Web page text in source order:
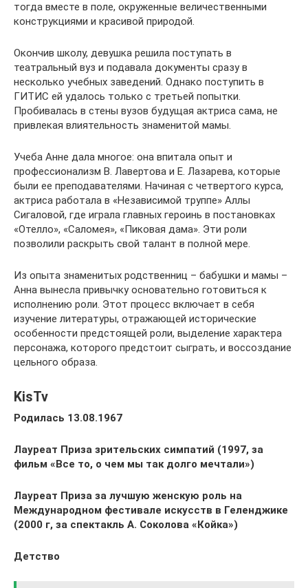
тогда вместе в поле, окруженные величественными
конструкциями и красивой природой.
Окончив школу, девушка решила поступать в
театральный вуз и подавала документы сразу в
несколько учебных заведений. Однако поступить в
ГИТИС ей удалось только с третьей попытки.
Пробивалась в стены вузов будущая актриса сама, не
привлекая влиятельность знаменитой мамы.
Учеба Анне дала многое: она впитала опыт и
профессионализм В. Лавертова и Е. Лазарева, которые
были ее преподавателями. Начиная с четвертого курса,
актриса работала в «Независимой труппе» Аллы
Сигаловой, где играла главных героинь в постановках
«Отелло», «Саломея», «Пиковая дама». Эти роли
позволили раскрыть свой талант в полной мере.
Из опыта знаменитых родственниц – бабушки и мамы –
Анна вынесла привычку основательно готовиться к
исполнению роли. Этот процесс включает в себя
изучение литературы, отражающей исторические
особенности предстоящей роли, выделение характера
персонажа, которого предстоит сыграть, и воссоздание
цельного образа.
KisTv
Родилась 13.08.1967
Лауреат Приза зрительских симпатий (1997, за
фильм «Все то, о чем мы так долго мечтали»)
Лауреат Приза за лучшую женскую роль на
Международном фестивале искусств в Геленджике
(2000 г, за спектакль А. Соколова «Койка»)
Детство